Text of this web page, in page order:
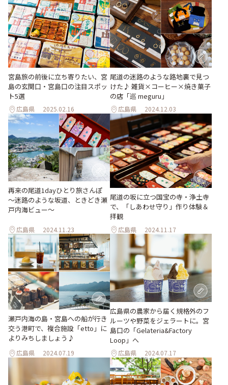
宮島旅の前後に立ち寄りたい、宮
島の玄関口・宮島口の注目スポッ
ト5選
広島県 2025.02.16
尾道の迷路のような路地裏で見つ
けた♪ 雑貨×コーヒー×焼き菓子
の店「巡 meguru」
広島県 2024.12.03
再来の尾道1dayひとり旅さんぽ
～迷路のような坂道、ときどき瀬
戸内海ビュー～
広島県 2024.11.23
尾道の坂に立つ国宝の寺・浄土寺
で、「しあわせ守り」作り体験＆
拝観
広島県 2024.11.17
瀬戸内海の島・宮島への船が行き
交う港町で、複合施設「etto」に
よりみちしましょう♪
広島県 2024.07.19
広島県の農家から届く規格外のフ
ルーツや野菜をジェラートに。宮
島口の「Gelateria&Factory
Loop」へ
広島県 2024.07.17